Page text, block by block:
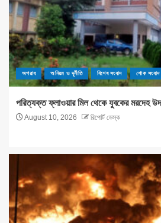
অপরাধ অনিয়ম ও দূর্নীতি বিশেষ সংবাদ শোক সংবাদ
পরিত্যক্ত ফ্লাওয়ার মিল থেকে যুবকের মরদেহ
August 10, 2026 রিপোর্ট ডেস্ক